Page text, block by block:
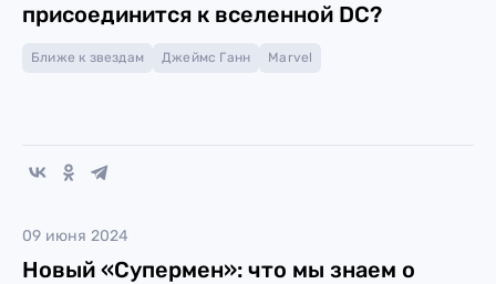
присоединится к вселенной DC?
Ближе к звездам Джеймс Ганн Marvel
09 июня 2024
Новый «Супермен»: что мы знаем о